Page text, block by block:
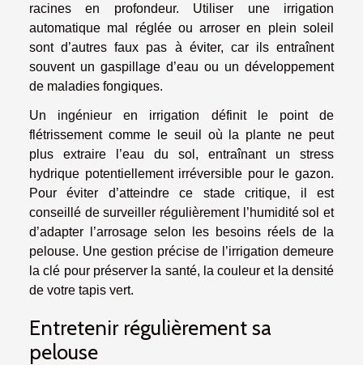
racines en profondeur. Utiliser une irrigation
automatique mal réglée ou arroser en plein soleil
sont d’autres faux pas à éviter, car ils entraînent
souvent un gaspillage d’eau ou un développement
de maladies fongiques.
Un ingénieur en irrigation définit le point de
flétrissement comme le seuil où la plante ne peut
plus extraire l’eau du sol, entraînant un stress
hydrique potentiellement irréversible pour le gazon.
Pour éviter d’atteindre ce stade critique, il est
conseillé de surveiller régulièrement l’humidité sol et
d’adapter l’arrosage selon les besoins réels de la
pelouse. Une gestion précise de l’irrigation demeure
la clé pour préserver la santé, la couleur et la densité
de votre tapis vert.
Entretenir régulièrement sa
pelouse